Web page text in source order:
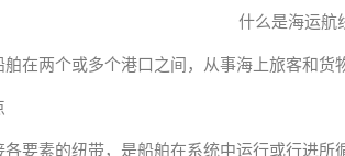
什么是海运航
在两个或多个港口之间，从事海上旅客和货
各要素的纽带，是船舶在系统中运行或行进